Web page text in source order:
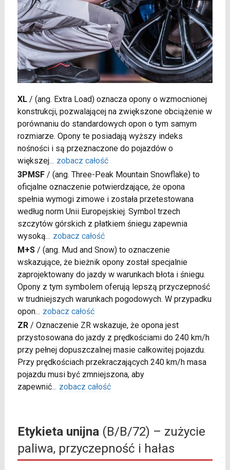
XL/ (ang. Extra Load) oznacza opony o wzmocnionej
konstrukcji, pozwalającej na zwiększone obciążenie w
porównaniu do standardowych opon o tym samym
rozmiarze. Opony te posiadają wyższy indeks
nośności i są przeznaczone do pojazdów o
większej... zobacz całość
3PMSF/ (ang. Three-Peak Mountain Snowflake) to
oficjalne oznaczenie potwierdzające, że opona
spełnia wymogi zimowe i została przetestowana
według norm Unii Europejskiej. Symbol trzech
szczytów górskich z płatkiem śniegu zapewnia
wysoką... zobacz całość
M+S/ (ang. Mud and Snow) to oznaczenie
wskazujące, że bieżnik opony został specjalnie
zaprojektowany do jazdy w warunkach błota i śniegu.
Opony z tym symbolem oferują lepszą przyczepność
w trudniejszych warunkach pogodowych. W przypadku
opon... zobacz całość
ZR/ Oznaczenie ZR wskazuje, że opona jest
przystosowana do jazdy z prędkościami do 240 km/h
przy pełnej dopuszczalnej masie całkowitej pojazdu.
Przy prędkościach przekraczających 240 km/h masa
pojazdu musi być zmniejszona, aby
zapewnić... zobacz całość
Etykieta unijna(B/B/72) – zużycie
paliwa, przyczepność i hałas